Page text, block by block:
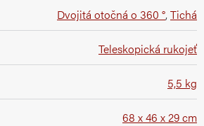
Dvojitá otočná o 360 °,Tichá
Teleskopická rukojeť
5,5 kg
68 x 46 x 29 cm